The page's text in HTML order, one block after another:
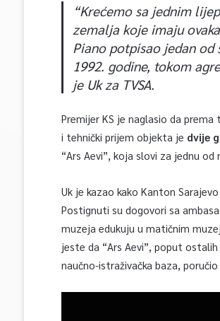
“Krećemo sa jednim
zemalja koje imaju
Piano potpisao jedan
1992. godine, tokom
je Uk za TVSA.
Premijer KS je naglasio da
i tehnički prijem objekta je dvije
“Ars Aevi”, koja slovi za jednu
Uk je kazao kako Kanton
Postignuti su dogovori sa
muzeja edukuju u matičnim
jeste da “Ars Aevi”, poput
naučno-istraživačka baza, poručio